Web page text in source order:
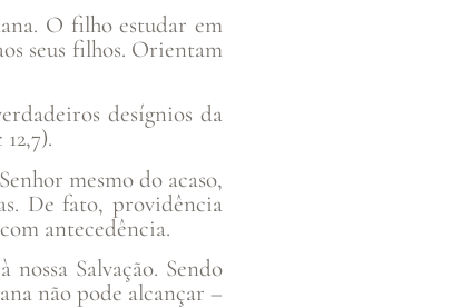
O filho estudar em
seus filhos. Orientam
desígnios da
mesmo do acaso,
De fato, providência
antecedência.
Salvação. Sendo
não pode alcançar –